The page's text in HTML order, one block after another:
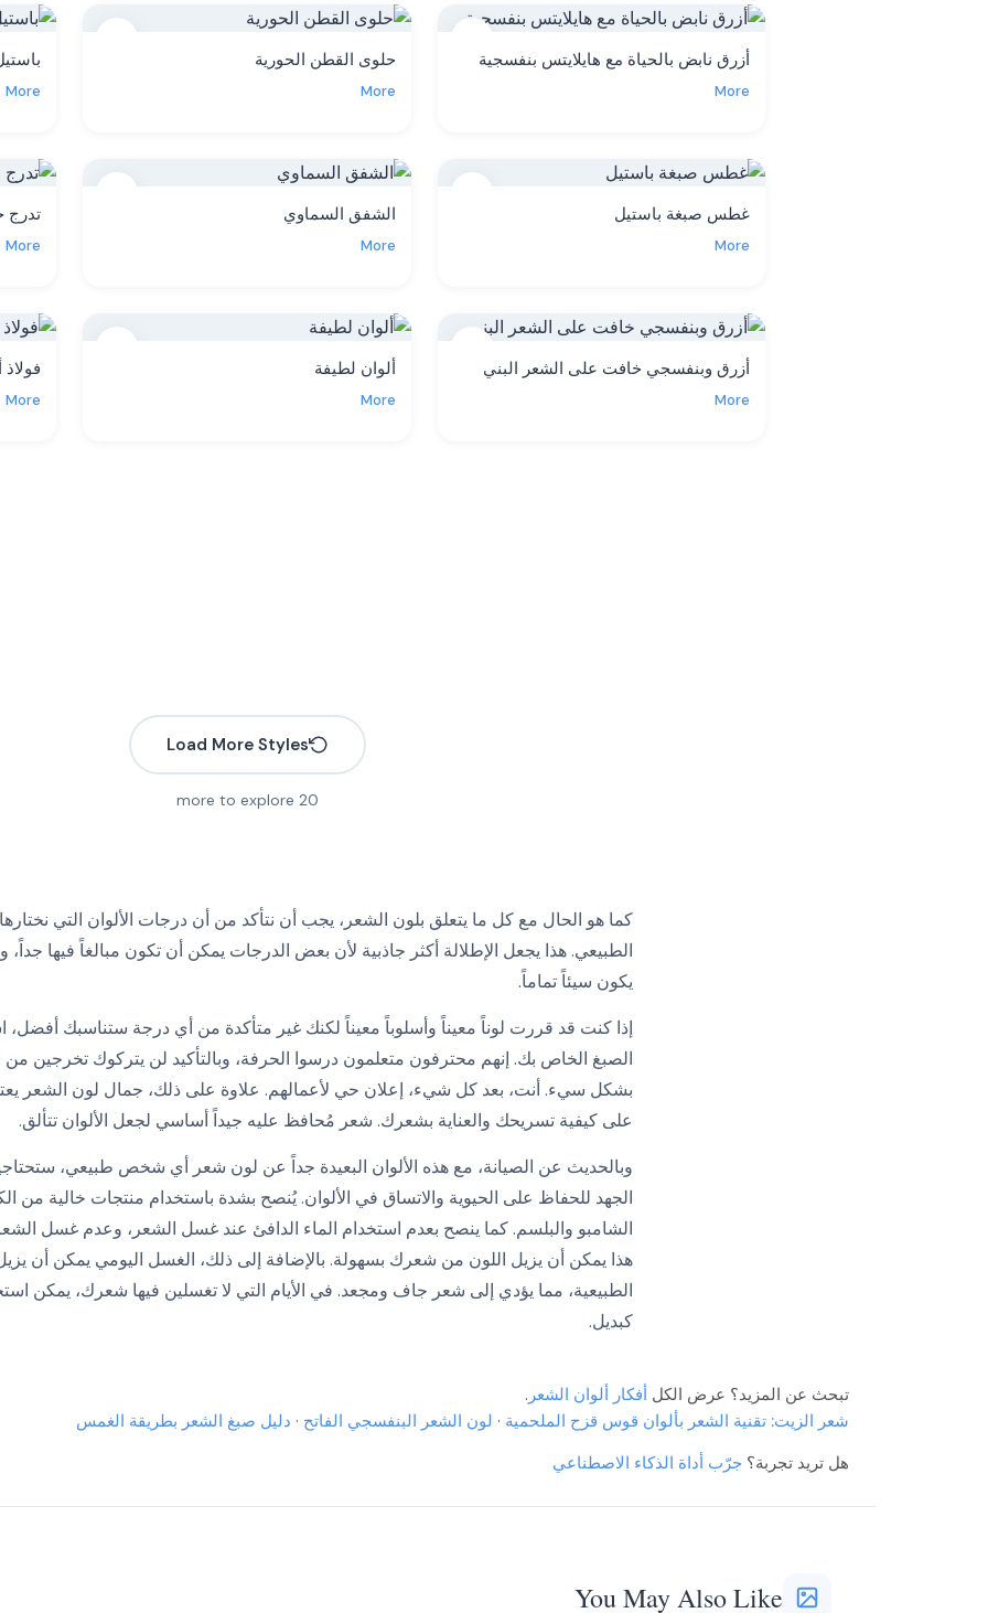
أزرق نابض بالحياة مع هايلايتس بنفسجية
More
حلوى القطن الحورية
More
More
غطس صبغة باستيل
More
الشفق السماوي
More
تدرج
More
أزرق وبنفسجي خافت على الشعر البني
More
ألوان لطيفة
More
More
More
More
More
Load More Styles
20
كما هو الحال مع كل ما يتعلق بلون الشعر، يجب أن نتأكد من أن درجات الألوان التي
الطبيعي. هذا يجعل الإطلالة أكثر جاذبية لأن بعض الدرجات يمكن أن تكون مبالغاً فيها جداً،
يكون سيئاً تماماً.
إذا كنت قد قررت لوناً معيناً وأسلوباً معيناً لكنك غير متأكدة من أي درجة ستناسبك أفضل،
الصبغ الخاص بك. إنهم محترفون متعلمون درسوا الحرفة، وبالتأكيد لن يتركوك تخرجين من
بشكل سيء. أنت، بعد كل شيء، إعلان حي لأعمالهم. علاوة على ذلك، جمال لون الشعر
على كيفية تسريحك والعناية بشعرك. شعر مُحافظ عليه جيداً أساسي لجعل الألوان تتألق.
وبالحديث عن الصيانة، مع هذه الألوان البعيدة جداً عن لون شعر أي شخص طبيعي،
الجهد للحفاظ على الحيوية والاتساق في الألوان. يُنصح بشدة باستخدام منتجات خالية من
الشامبو والبلسم. كما ينصح بعدم استخدام الماء الدافئ عند غسل الشعر، وعدم غسل
هذا يمكن أن يزيل اللون من شعرك بسهولة. بالإضافة إلى ذلك، الغسل اليومي يمكن أن
الطبيعية، مما يؤدي إلى شعر جاف ومجعد. في الأيام التي لا تغسلين فيها شعرك، يمكن
كبديل.
تبحث عن المزيد؟ عرض الكل أفكار ألوان الشعر .
شعر الزيت: تقنية الشعر بألوان قوس قزح الملحمية · لون الشعر البنفسجي الفاتح · دليل صبغ الشعر بطريقة الغمس
هل تريد تجربة؟ جرّب أداة الذكاء الاصطناعي
You May Also Like